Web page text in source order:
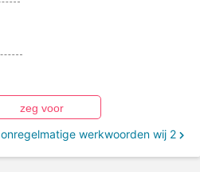
onregelmatige werkwoorden wij 2